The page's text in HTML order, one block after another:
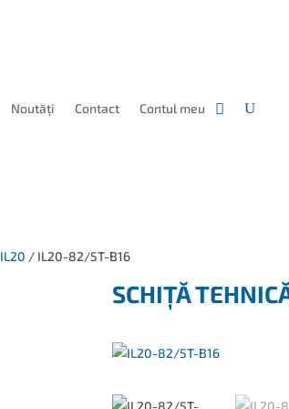
Noutăți Contact Contul meu
IL20 / IL20-82/5T-B16
SCHIȚĂ